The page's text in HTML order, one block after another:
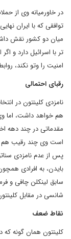
در خاورمیانه وی از
توافقی که با ایران
میان دو کشور نقش
تر با اسرائیل دارد و
امنیت را وتو نکند،
رقبای احتمالی
نامزدی کلینتون در
هم خواهد داشت، اما
مقدماتی در چند دهه
است وی چند رقیب هم
پس از عدم نامزدی
بایدن، به افرادی
سابق لینکلن چافی و
شانسی در مقابل
نقاط ضعف